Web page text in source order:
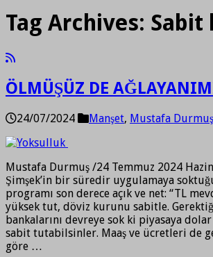
Tag Archives: Sabit
ÖLMÜŞÜZ DE
24/07/2024 Manşet, Mustafa Durmuş
Mustafa Durmuş /24 Temmuz 2024
Şimşek’in bir süredir uygulamaya
programı son derece açık ve net: “TL
yüksek tut, döviz kurunu sabitle.
bankalarını devreye sok ki piyasaya
sabit tutabilsinler. Maaş ve ücretleri de
göre …